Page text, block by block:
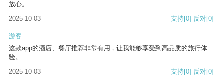
放心。
2025-10-03
支持[0] 反对[0]
游客
这款app的酒店、餐厅推荐非常有用，让我能够享受到高品质的旅行体
验。
2025-10-03
支持[0] 反对[0]